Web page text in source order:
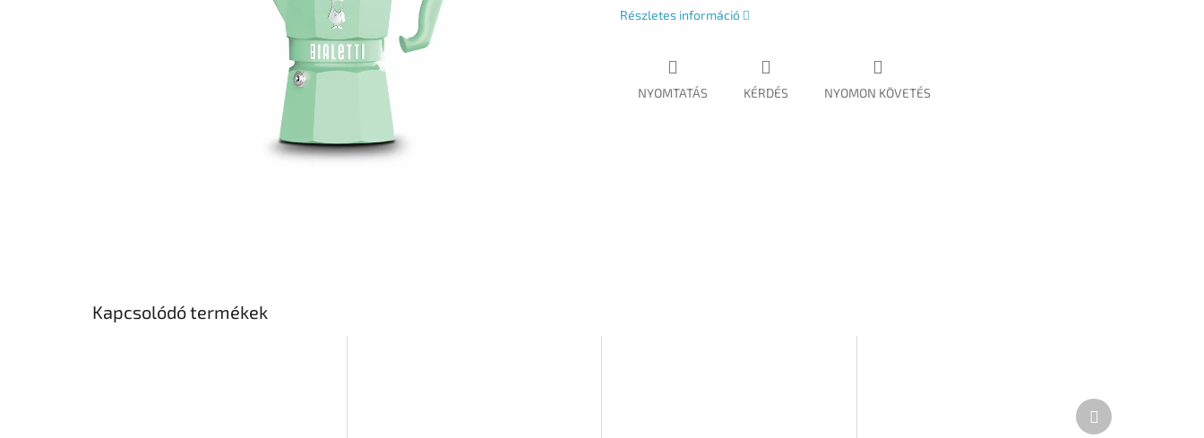
Részletes információ
NYOMTATÁS KÉRDÉS NYOMON KÖVETÉS
Kapcsolódó termékek
Következő
termék